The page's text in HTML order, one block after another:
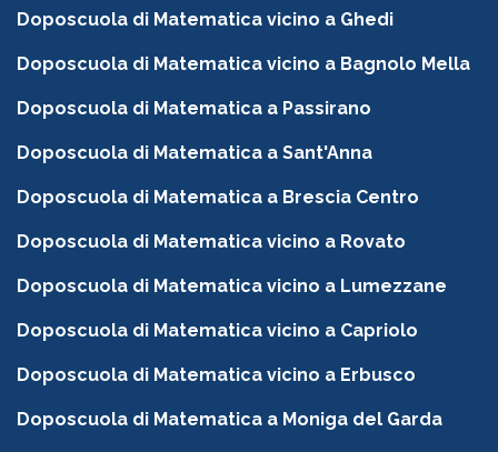
Doposcuola di Matematica vicino a Ghedi
Doposcuola di Matematica vicino a Bagnolo Mella
Doposcuola di Matematica a Passirano
Doposcuola di Matematica a Sant'Anna
Doposcuola di Matematica a Brescia Centro
Doposcuola di Matematica vicino a Rovato
Doposcuola di Matematica vicino a Lumezzane
Doposcuola di Matematica vicino a Capriolo
Doposcuola di Matematica vicino a Erbusco
Doposcuola di Matematica a Moniga del Garda